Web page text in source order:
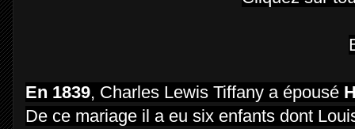
En 1839, Charles Lewis Tiffany a épousé
De ce mariage il a eu six enfants dont